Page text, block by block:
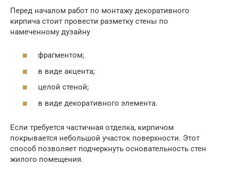
Перед началом работ по монтажу декоративного
кирпича стоит провести разметку стены по
намеченному дузайну
фрагментом;
в виде акцента;
целой стеной;
в виде декоративного элемента.
Если требуется частичная отделка, кирпичом
покрывается небольшой участок поверхности. Этот
способ позволяет подчеркнуть основательность стен
жилого помещения.